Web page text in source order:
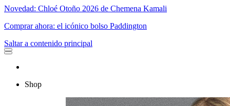
Novedad: Chloé Otoño 2026 de Chemena Kamali
Comprar ahora: el icónico bolso Paddington
Saltar a contenido principal
Shop